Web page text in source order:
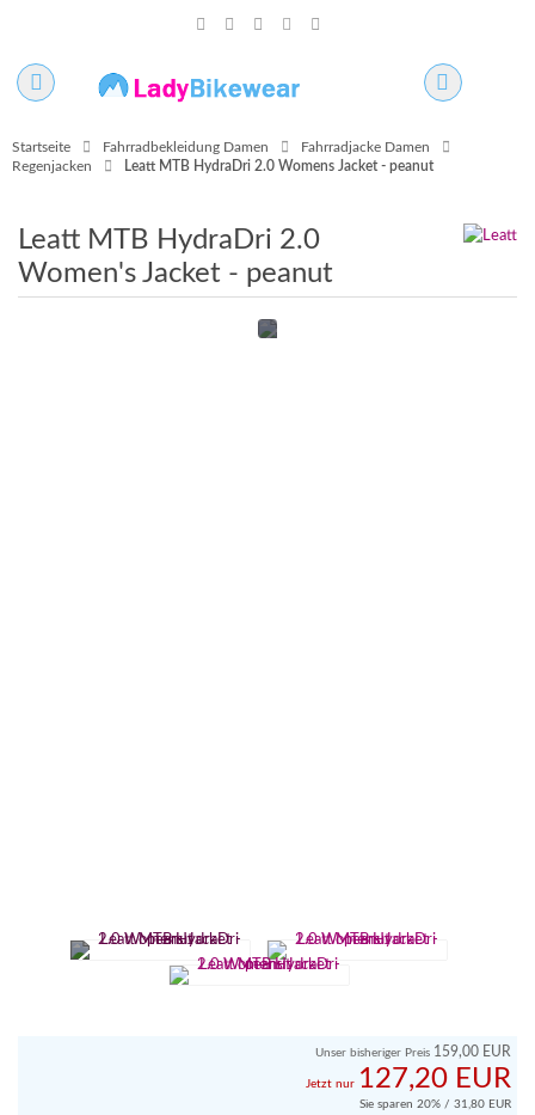
Startseite Fahrradbekleidung Damen
Fahrradjacke Damen
Regenjacken
Leatt MTB HydraDri 2.0 Womens Jacket - peanut
Leatt MTB HydraDri 2.0
Women's Jacket - peanut
Unser bisheriger Preis 159,00 EUR
Jetzt nur 127,20 EUR
Sie sparen 20% / 31,80 EUR